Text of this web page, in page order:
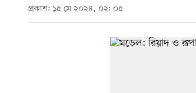
প্রকাশ: ১৫ মে ২০২৪, ০২: ০৫